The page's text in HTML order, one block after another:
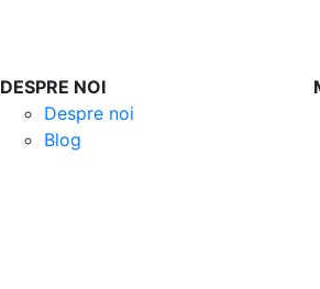
DESPRE NOI
Despre noi
Blog